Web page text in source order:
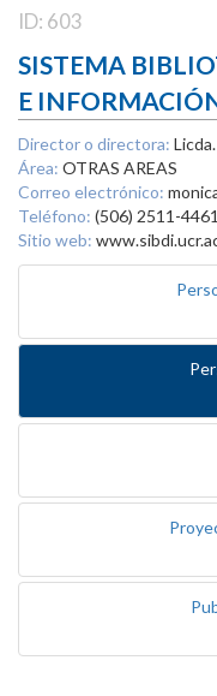
ID: 603
SISTEMA
E
Director o directora:
Área: OTRAS AREAS
Correo electrónico:
Teléfono: (506) 2511-
Sitio web: